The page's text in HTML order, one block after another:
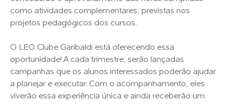
como atividades complementares, previstas nos
projetos pedagógicos dos cursos.
O LEO Clube Garibaldi está oferecendo essa
oportunidade! A cada trimestre, serão lançadas
campanhas que os alunos interessados poderão ajudar
a planejar e executar. Com o acompanhamento, eles
viverão essa experiência única e ainda receberão um